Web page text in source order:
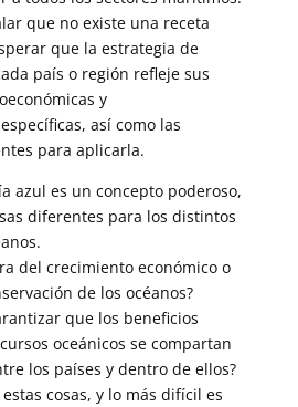
que no existe una receta
que la estrategia de
país o región refleje sus
y
así como las
para aplicarla.
azul es un concepto poderoso,
diferentes para los distintos
del crecimiento económico o
de los océanos?
que los beneficios
oceánicos se compartan
los países y dentro de ellos?
cosas, y lo más difícil es